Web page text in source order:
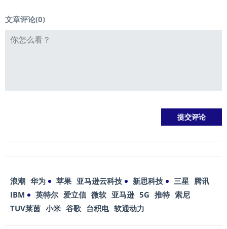
文章评论(0)
浪潮 华为 苹果 亚马逊云科技 新思科技 三星 腾讯
IBM
英特尔 爱立信 微软 亚马逊 5G 推特 索尼
TUV莱茵 小米 谷歌 台积电 软通动力